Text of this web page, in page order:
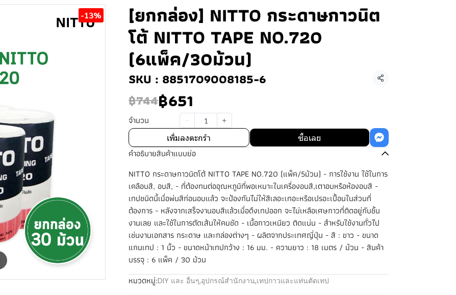
-13% [ยกกล่อง] NITTO กระดาษกาวนิต
โต้ NITTO TAPE NO.720
(6แพ็ค/30ม้วน)
SKU : 8851709008185-6 แชร์
฿744฿651
จำนวน
เพิ่มลงตะกร้า ซื้อเลย
คำอธิบายสินค้าแบบย่อ
NITTO กระดาษกาวนิตโต้ NITTO TAPE NO.720 (แพ็ค/5ม้วน) - การใช้งาน ใช้ในการ
เคลือบสี, อบสี, - ที่ต้องทนต่ออุณหภูมิที่พอเหมาะในเครื่องอบสี,เตาอบหรือห้องอบสี -
เทปชนิดนี้เมื่อพ่นสีก่อนอบแล้ว จะป้องกันไม่ให้สีเลอะเทอะหรือเปรอะเปื้อนในส่วนที่
ต้องการ - หลังจากเสร็จงานอบสีแล้วเมื่อดึงเทปออก จะไม่เหลือเศษกาวที่ติดอยู่กับชิ้น
งานเลย และใช้ในการตัดเส้นให้คมชัด - เนื้อกาวเหนียว ติดแน่น - สำหรับใช้งานทั่วไป
เช่นงานเอกสาร กระดาษ และกล่องต่างๆ - ผลิตจากประเทศญี่ปุ่น - สี : ขาว - ขนาด
แกนเทป : 1 นิ้ว - ขนาดหน้าเทปกว้าง : 16 มม. - ความยาว : 18 เมตร / ม้วน - สินค้า
บรรจุ : 6 แพ็ค / 30 ม้วน
หมวดหมู่:DIY และ อื่นๆ,อุปกรณ์สำนักงาน,เทปกาวและแท่นตัดเทป